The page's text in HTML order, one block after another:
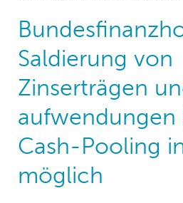
Saldierung von
Zinserträgen
aufwendungen
Cash-Pooling
möglich